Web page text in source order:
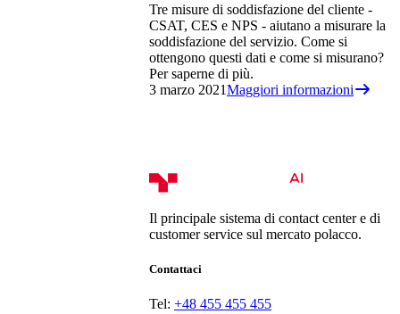
Tre misure di soddisfazione del cliente -
CSAT, CES e NPS - aiutano a misurare la
soddisfazione del servizio. Come si
ottengono questi dati e come si misurano?
Per saperne di più.
3 marzo 2021Maggiori informazioni
Il principale sistema di contact center e di
customer service sul mercato polacco.
Contattaci
Tel: +48 455 455 455